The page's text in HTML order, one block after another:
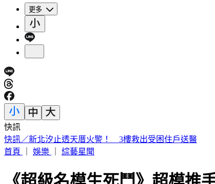
更多
快訊
快訊／新北汐止透天厝火警！ 3樓救出受困住戶送醫
首頁
娛樂 綜藝星聞